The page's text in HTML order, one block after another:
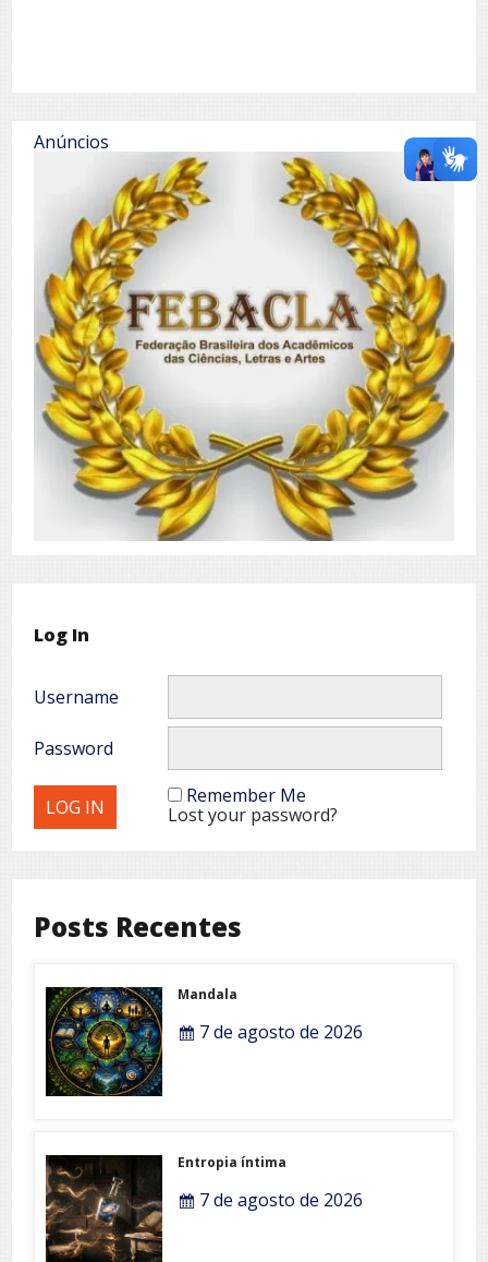
Anúncios
Log In
Username
Password
Remember Me
Lost your password?
Posts Recentes
Mandala
7 de agosto de 2026
Entropia íntima
7 de agosto de 2026